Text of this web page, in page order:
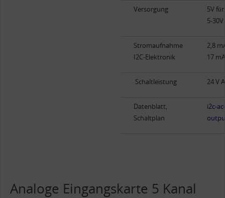
Versorgung
5V
5-
Stromaufnahme
I2C-Elektronik
2,8
17
Schaltleistung 24 V
Datenblatt,
Schaltplan
i2c-ac-
Analoge Eingangskarte 5 Kanal